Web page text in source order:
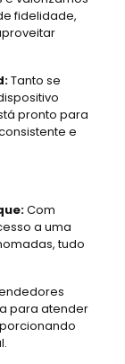
fidelidade,
Tanto se
pronto para
e
Com
a uma
tudo
para atender